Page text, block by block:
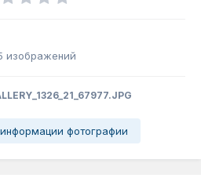
изображений
фотографии